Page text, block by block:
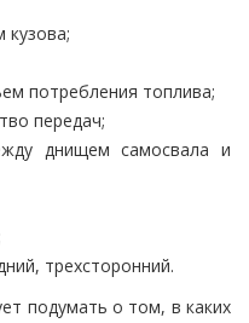
кузова;
потребления топлива;
передач;
днищем самосвала и
трехсторонний.
подумать о том, в каких